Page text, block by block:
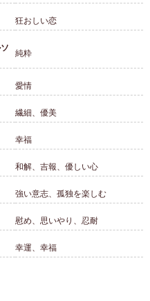
狂おしい恋
純粋
愛情
繊細、優美
幸福
和解、吉報、優しい心
強い意志、孤独を楽しむ
慰め、思いやり、忍耐
幸運、幸福